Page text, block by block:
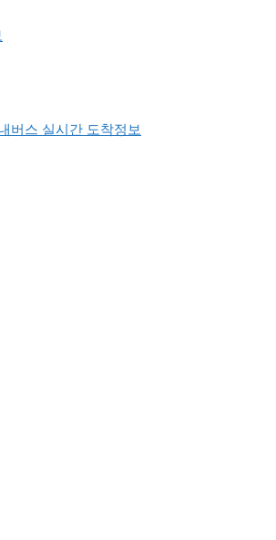
버스 실시간 도착정보